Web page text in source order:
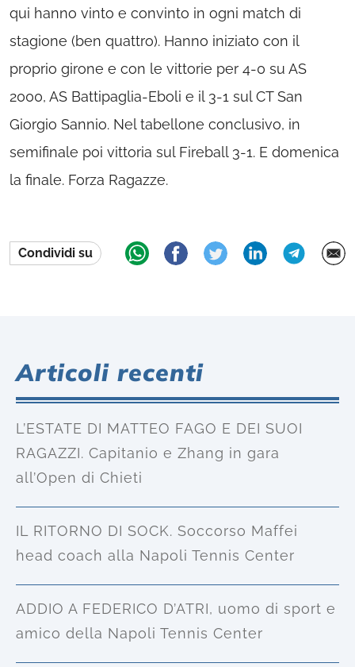
qui hanno vinto e convinto in ogni match di
stagione (ben quattro). Hanno iniziato con il
proprio girone e con le vittorie per 4-0 su AS
2000, AS Battipaglia-Eboli e il 3-1 sul CT San
Giorgio Sannio. Nel tabellone conclusivo, in
semifinale poi vittoria sul Fireball 3-1. E domenica
la finale. Forza Ragazze.
Condividi su
Articoli recenti
L’ESTATE DI MATTEO FAGO E DEI SUOI
RAGAZZI. Capitanio e Zhang in gara
all’Open di Chieti
IL RITORNO DI SOCK. Soccorso Maffei
head coach alla Napoli Tennis Center
ADDIO A FEDERICO D’ATRI, uomo di sport e
amico della Napoli Tennis Center